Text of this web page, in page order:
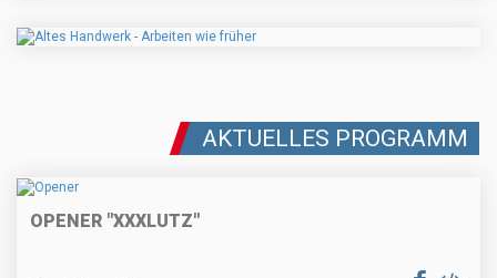
AKTUELLES PROGRAMM
OPENER "XXXLUTZ"